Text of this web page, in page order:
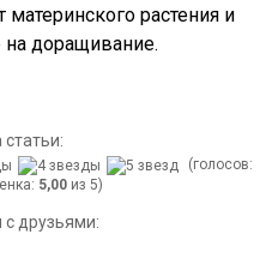
растения и
доращивание.
(голосов:
5,00из 5)
с друзьями: